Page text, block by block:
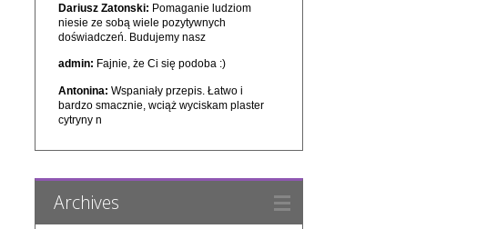
Dariusz Zatonski: Pomaganie ludziom
niesie ze sobą wiele pozytywnych
doświadczeń. Budujemy nasz
admin: Fajnie, że Ci się podoba :)
Antonina: Wspaniały przepis. Łatwo i
bardzo smacznie, wciąż wyciskam plaster
cytryny n
Archives